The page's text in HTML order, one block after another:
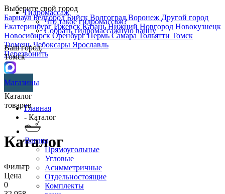
Выберите свой город
БарнаулБелгородБийск ВолгоградВоронеж Другой город
ЕкатеринбургИжевскКазаньНижний Новгород Новокузнецк
НовосибирскОренбургПермьСамараТольятти Томск
ТюменьЧебоксары Ярославль
Перезвонить
Гидромассаж
Что такое гидромассаж?
Собрать гидромассажную ванну
Ваш город:
Томск
Магазины
Каталог
товаров
Ванны
Прямоугольные
Угловые
Асимметричные
Отдельностоящие
Комплекты
Главная
- Каталог
Каталог
Фильтр
Цена
0